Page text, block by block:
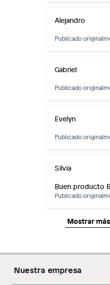
Alejandro
Publicado
Gabriel
Publicado
Evelyn
Publicado
Silvia
Publicado
Mostrar
Nuestra empresa